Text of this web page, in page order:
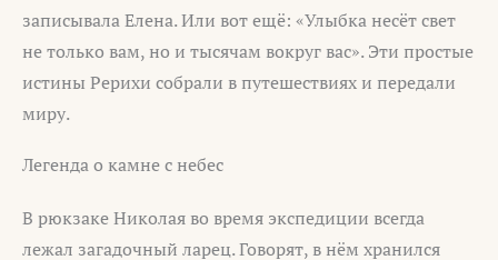
записывала Елена. Или вот ещё: «Улыбка несёт свет
не только вам, но и тысячам вокруг вас». Эти простые
истины Рерихи собрали в путешествиях и передали
миру.
Легенда о камне с небес
В рюкзаке Николая во время экспедиции всегда
лежал загадочный ларец. Говорят, в нём хранился